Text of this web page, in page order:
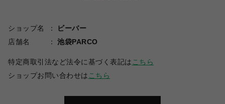
ショップ名
ビーバー
店舗名
池袋PARCO
特定商取引法など法令に基づく表記は こちら
ショップお問い合わせは こちら